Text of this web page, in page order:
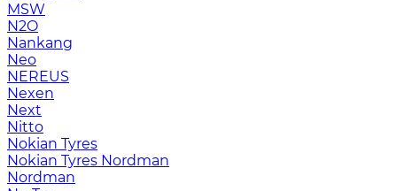
MSW
N2O
Nankang
Neo
NEREUS
Nexen
Next
Nitto
Nokian Tyres
Nokian Tyres Nordman
Nordman